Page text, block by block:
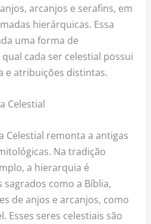
arcanjos e serafins, em
hierárquicas. Essa
uma forma de
cada ser celestial possui
e atribuições distintas.
Celestial
Celestial remonta a antigas
Na tradição
a hierarquia é
como a Bíblia,
de anjos e arcanjos, como
Esses seres celestiais são